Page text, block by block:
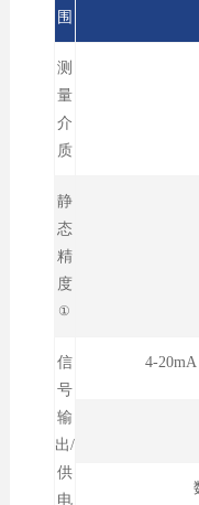
围
测
量
介
质
静
态
精
度
①
信
号
输
出/
供
电
4-